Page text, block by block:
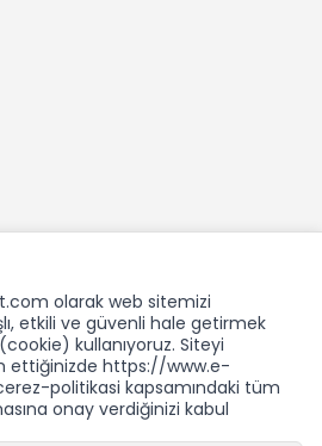
ve Tic. A.Ş.'nin Tescilli Bir Markasıdır
olarak web sitemizi
etkili ve güvenli hale getirmek
kullanıyoruz. Siteyi
ettiğinizde https://www.e-
politikasi kapsamındaki tüm
onay verdiğinizi kabul